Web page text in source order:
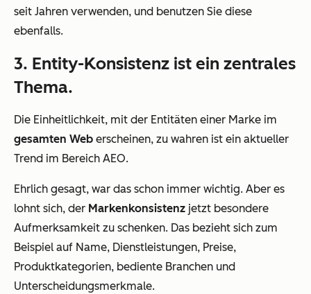
seit Jahren verwenden, und benutzen Sie diese
ebenfalls.
3. Entity-Konsistenz ist ein zentrales
Thema.
Die Einheitlichkeit, mit der Entitäten einer Marke im
gesamten Web erscheinen, zu wahren ist ein aktueller
Trend im Bereich AEO.
Ehrlich gesagt, war das schon immer wichtig. Aber es
lohnt sich, der Markenkonsistenz jetzt besondere
Aufmerksamkeit zu schenken. Das bezieht sich zum
Beispiel auf Name, Dienstleistungen, Preise,
Produktkategorien, bediente Branchen und
Unterscheidungsmerkmale.